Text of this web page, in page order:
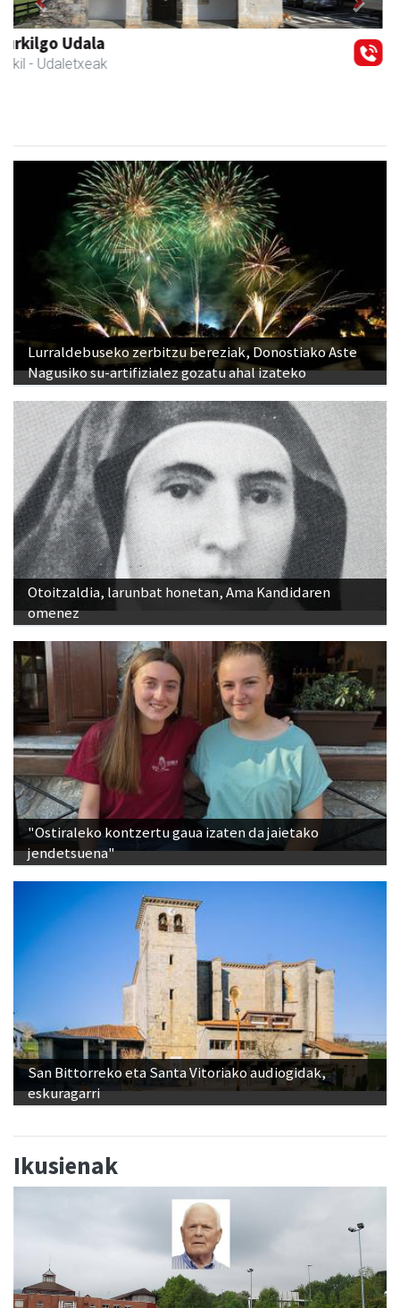
Zubimusu Ikastola
Zizurkil - Hezkuntza
Previous Next
Lurraldebuseko zerbitzu bereziak, Donostiako Aste
Nagusiko su-artifizialez gozatu ahal izateko
Otoitzaldia, larunbat honetan, Ama Kandidaren
omenez
"Ostiraleko kontzertu gaua izaten da jaietako
jendetsuena"
San Bittorreko eta Santa Vitoriako audiogidak,
eskuragarri
Ikusienak